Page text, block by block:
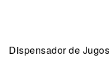
Dispensador de